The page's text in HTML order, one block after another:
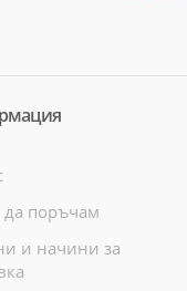
да поръчам
и начини за